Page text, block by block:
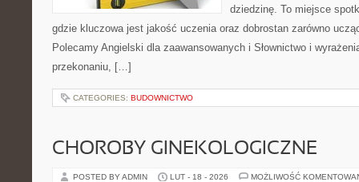
dziedzinę. To miejsce
gdzie kluczowa jest jakość uczenia oraz dobrostan zarówno
Polecamy Angielski dla zaawansowanych i Słownictwo i
przekonaniu, […]
CATEGORIES: BUDOWNICTWO
CHOROBY GINEKOLOGICZNE
POSTED BY ADMIN LUT - 18 - 2026 MOŻLIWOŚĆ